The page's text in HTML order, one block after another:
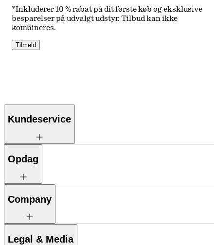
*Inkluderer 10 % rabat på dit første køb og eksklusive
besparelser på udvalgt udstyr. Tilbud kan ikke
kombineres.
Tilmeld
Kundeservice
Opdag
Company
Legal & Media